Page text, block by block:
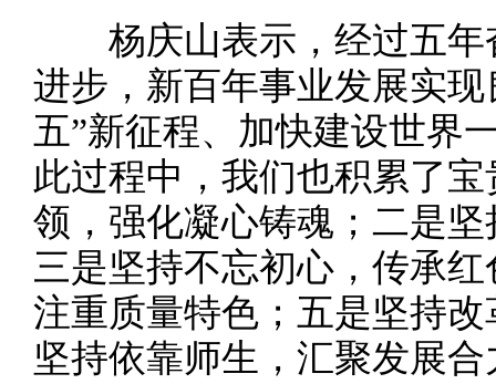
杨庆山表示，经过五年
进步，新百年事业发展实
五”新征程、加快建设世界
此过程中，我们也积累了
领，强化凝心铸魂；二是
三是坚持不忘初心，传承
注重质量特色；五是坚持
坚持依靠师生，汇聚发展合